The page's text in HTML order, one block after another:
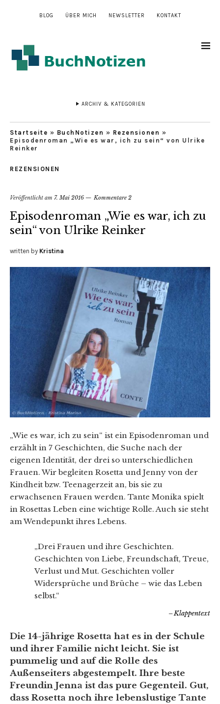
BLOG ÜBER MICH NEWSLETTER KONTAKT
ARCHIV & KATEGORIEN
Startseite » BuchNotizen » Rezensionen »
Episodenroman „Wie es war, ich zu sein“ von Ulrike
Reinker
REZENSIONEN
Veröffentlicht am 7. Mai 2016 Kommentare 2
Episodenroman „Wie es war, ich zu
sein“ von Ulrike Reinker
written by Kristina
„Wie es war, ich zu sein“ ist ein Episodenroman und
erzählt in 7 Geschichten, die Suche nach der
eigenen Identität, der drei so unterschiedlichen
Frauen. Wir begleiten Rosetta und Jenny von der
Kindheit bzw. Teenagerzeit an, bis sie zu
erwachsenen Frauen werden. Tante Monika spielt
in Rosettas Leben eine wichtige Rolle. Auch sie steht
am Wendepunkt ihres Lebens.
„Drei Frauen und ihre Geschichten.
Geschichten von Liebe, Freundschaft, Treue,
Verlust und Mut. Geschichten voller
Widersprüche und Brüche – wie das Leben
selbst.“
Klappentext
Die 14-jährige Rosetta hat es in der Schule
und ihrer Familie nicht leicht. Sie ist
pummelig und auf die Rolle des
Außenseiters abgestempelt. Ihre beste
Freundin Jenna ist das pure Gegenteil. Gut,
dass Rosetta noch ihre lebenslustige Tante